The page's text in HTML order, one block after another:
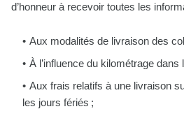
d’honneur à recevoir toutes les
Aux modalités de livraison des
À l’influence du kilométrage
Aux frais relatifs à une livraison
les jours fériés ;